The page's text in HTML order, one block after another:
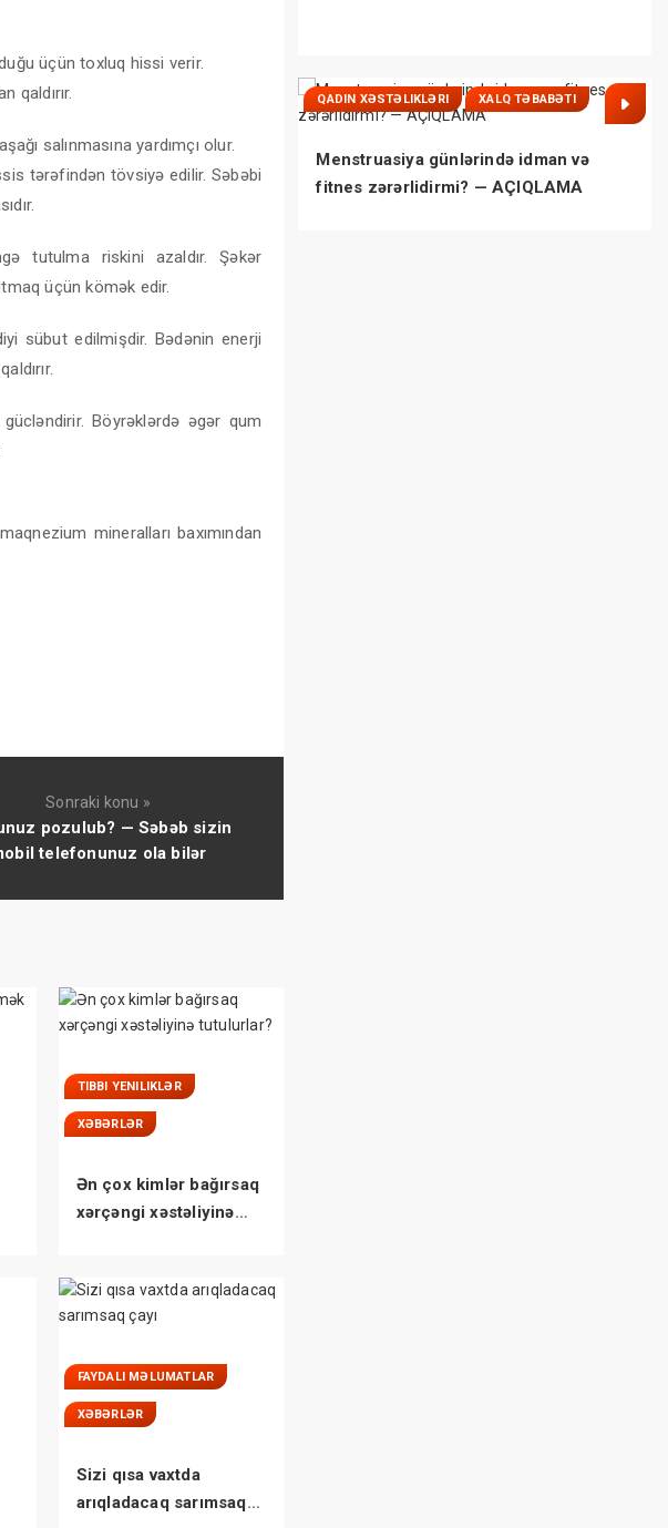
üçün toxluq hissi verir.
qaldırır.
salınmasına yardımçı olur.
tərəfindən tövsiyə edilir. Səbəbi
tutulma riskini azaldır. Şəkər
üçün kömək edir.
sübut edilmişdir. Bədənin enerji
Böyrəklərdə əgər qum
mineralları baxımından
Sonraki konu »
pozulub? — Səbəb sizin
telefonunuz ola bilər
TIBBI YENILIKLƏR
XƏBƏRLƏR
Ən çox kimlər bağırsaq
xərçəngi xəstəliyinə
FAYDALI MƏLUMATLAR
XƏBƏRLƏR
Sizi qısa vaxtda
arıqladacaq sarımsaq
QADIN XƏSTƏLIKLƏRI XALQ TƏBABƏTI
Menstruasiya günlərində idman və
fitnes zərərlidirmi? — AÇIQLAMA